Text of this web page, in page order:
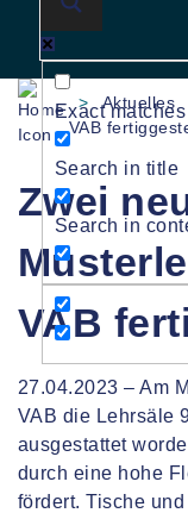
Exact
Search in title
Search in
> Aktuelles
VAB
Zwei
VAB
27.04.2023 – Am
VAB die Lehrsäle
ausgestattet
durch eine hohe
fördert. Tische